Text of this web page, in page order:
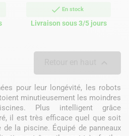
En stock
Livraison sous 3/5 jours
pour leur longévité, les robots
minutieusement les moindres
Plus intelligent grâce
il est très efficace quel que soit
la piscine. Équipé de panneaux